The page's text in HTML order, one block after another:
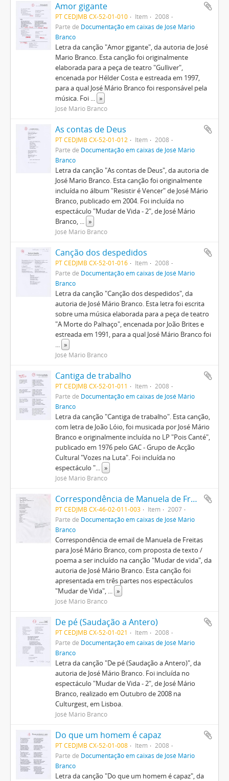
Amor gigante
PT CEDJMB CX-52-01-010 Item
2008
Parte de Documentação em caixas de José Mário
Branco
Letra da canção "Amor gigante", da autoria de José
Mario Branco. Esta canção foi originalmente
elaborada para a peça de teatro "Gulliver",
encenada por Hélder Costa e estreada em 1997,
para a qual José Mário Branco foi responsável pela
música. Foi ... »
José Mário Branco
As contas de Deus
PT CEDJMB CX-52-01-012 Item
2008
Parte de Documentação em caixas de José Mário
Branco
Letra da canção "As contas de Deus", da autoria de
José Mario Branco. Esta canção foi originalmente
incluída no álbum "Resistir é Vencer" de José Mário
Branco, publicado em 2004. Foi incluída no
espectáculo "Mudar de Vida - 2", de José Mário
Branco, ... »
José Mário Branco
Canção dos despedidos
PT CEDJMB CX-52-01-016 Item
2008
Parte de Documentação em caixas de José Mário
Branco
Letra da canção "Canção dos despedidos", da
autoria de José Mário Branco. Esta letra foi escrita
sobre uma música elaborada para a peça de teatro
"A Morte do Palhaço", encenada por João Brites e
estreada em 1991, para a qual José Mário Branco foi
... »
José Mário Branco
Cantiga de trabalho
PT CEDJMB CX-52-01-011 Item
2008
Parte de Documentação em caixas de José Mário
Branco
Letra da canção "Cantiga de trabalho". Esta canção,
com letra de João Lóio, foi musicada por José Mário
Branco e originalmente incluída no LP "Pois Canté",
publicado em 1976 pelo GAC - Grupo de Acção
Cultural "Vozes na Luta". Foi incluída no
espectáculo "... »
José Mário Branco
Correspondência de Manuela de Freitas para José Mário Branco
PT CEDJMB CX-46-02-011-003 Item
2007
Parte de Documentação em caixas de José Mário
Branco
Correspondência de email de Manuela de Freitas
para José Mário Branco, com proposta de texto /
poema a ser incluído na canção "Mudar de vida", da
autoria de José Mário Branco. Esta canção foi
apresentada em três partes nos espectáculos
"Mudar de Vida", ... »
José Mário Branco
De pé (Saudação a Antero)
PT CEDJMB CX-52-01-021 Item
2008
Parte de Documentação em caixas de José Mário
Branco
Letra da canção "De pé (Saudação a Antero)", da
autoria de José Mário Branco. Foi incluída no
espectáculo "Mudar de Vida - 2", de José Mário
Branco, realizado em Outubro de 2008 na
Culturgest, em Lisboa.
José Mário Branco
Do que um homem é capaz
PT CEDJMB CX-52-01-008 Item
2008
Parte de Documentação em caixas de José Mário
Branco
Letra da canção "Do que um homem é capaz", da